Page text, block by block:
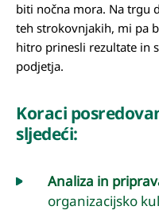
biti nočna mora. Na trgu
teh strokovnjakih, mi pa
hitro prinesli rezultate in
podjetja.
Koraci
sljedeći:
Analiza in
organizacijsko